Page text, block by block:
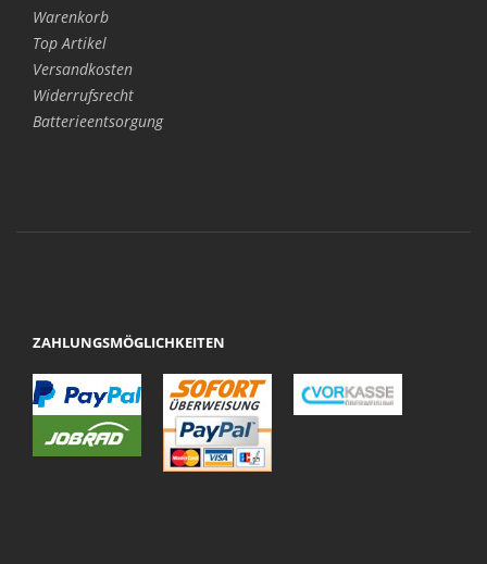
Warenkorb
Top Artikel
Versandkosten
Widerrufsrecht
Batterieentsorgung
ZAHLUNGSMÖGLICHKEITEN